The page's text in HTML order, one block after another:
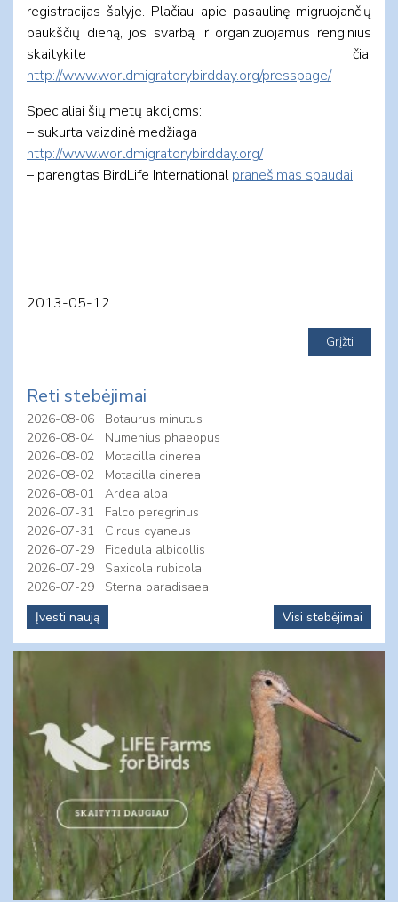
registracijas šalyje. Plačiau apie pasaulinę migruojančių
paukščių dieną, jos svarbą ir organizuojamus renginius
skaitykite čia:
http://www.worldmigratorybirdday.org/presspage/
Specialiai šių metų akcijoms:
– sukurta vaizdinė medžiaga
http://www.worldmigratorybirdday.org/
– parengtas BirdLife Internationalpranešimas spaudai
2013-05-12
Reti stebėjimai
2026-08-06
Botaurus minutus
2026-08-04
Numenius phaeopus
2026-08-02
Motacilla cinerea
2026-08-02
Motacilla cinerea
2026-08-01
Ardea alba
2026-07-31
Falco peregrinus
2026-07-31
Circus cyaneus
2026-07-29
Ficedula albicollis
2026-07-29
Saxicola rubicola
2026-07-29
Sterna paradisaea
Įvesti naują
Visi stebėjimai